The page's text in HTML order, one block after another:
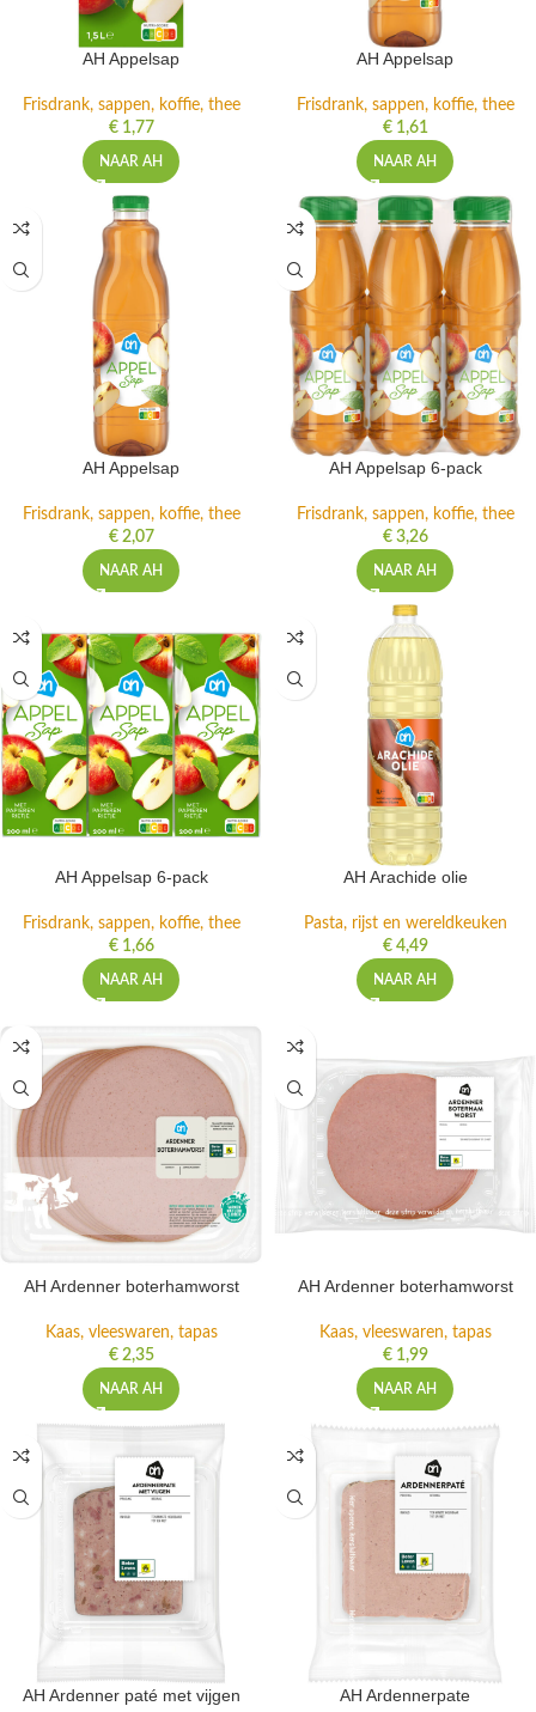
AH Appelsap
Frisdrank, sappen, koffie, thee
€1,77
NAAR AH
AH Appelsap
Frisdrank, sappen, koffie, thee
€1,61
NAAR AH
AH Appelsap
Frisdrank, sappen, koffie, thee
€2,07
NAAR AH
AH Appelsap 6-pack
Frisdrank, sappen, koffie, thee
€3,26
NAAR AH
AH Appelsap 6-pack
Frisdrank, sappen, koffie, thee
€1,66
NAAR AH
AH Arachide olie
Pasta, rijst en wereldkeuken
€4,49
NAAR AH
AH Ardenner boterhamworst
Kaas, vleeswaren, tapas
€2,35
NAAR AH
AH Ardenner boterhamworst
Kaas, vleeswaren, tapas
€1,99
NAAR AH
AH Ardenner paté met vijgen AH Ardennerpate